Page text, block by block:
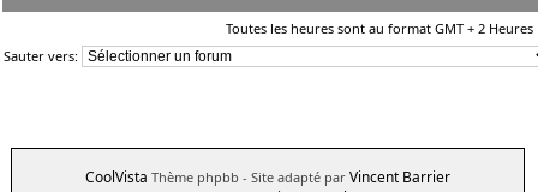
Toutes les heures sont au format GMT + 2 Heures
Sauter vers:
CoolVista Thème phpbb - Site adapté par Vincent Barrier